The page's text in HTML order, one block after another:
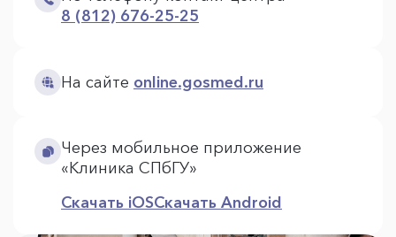
8 (812) 676-25-25
На сайте online.gosmed.ru
Через мобильное приложение
«Клиника СПбГУ»
Скачать iOSСкачать Android